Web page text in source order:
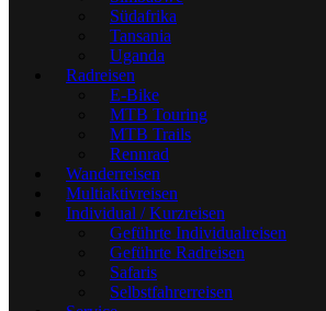
Südafrika
Tansania
Uganda
Radreisen
E-Bike
MTB Touring
MTB Trails
Rennrad
Wanderreisen
Multiaktivreisen
Individual / Kurzreisen
Geführte Individualreisen
Geführte Radreisen
Safaris
Selbstfahrerreisen